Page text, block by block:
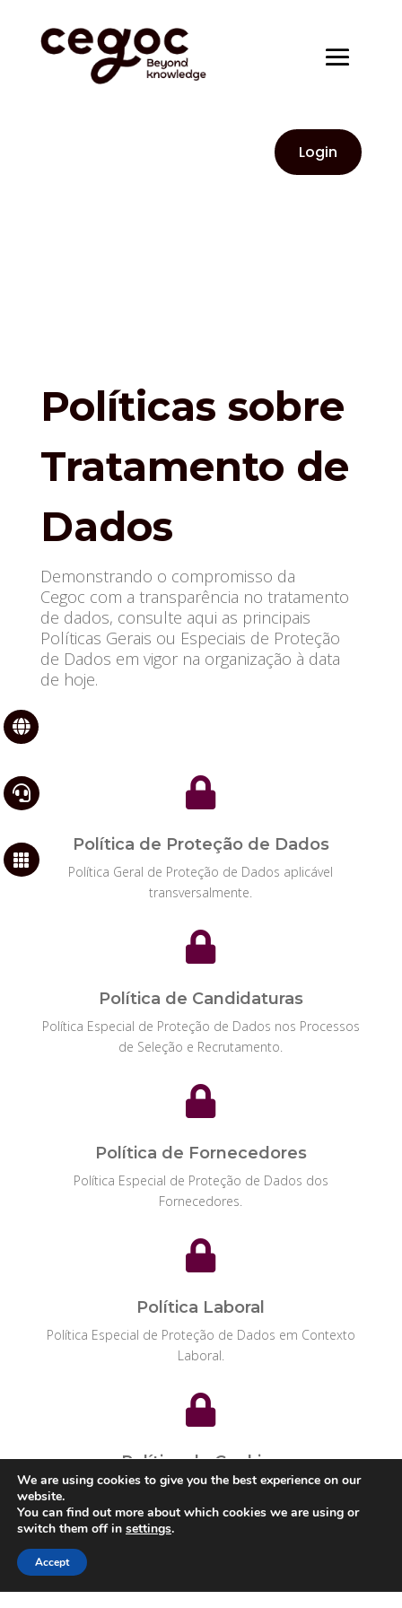
Login



Políticas sobre
Tratamento de
Dados
Demonstrando o compromisso da
Cegoc com a transparência no tratamento
de dados, consulte aqui as principais
Políticas Gerais ou Especiais de Proteção
de Dados em vigor na organização à data
de hoje.

Política de Proteção de Dados
Política Geral de Proteção de Dados aplicável
transversalmente.

Política de Candidaturas
Política Especial de Proteção de Dados nos Processos
de Seleção e Recrutamento.

Política de Fornecedores
Política Especial de Proteção de Dados dos
Fornecedores.

Política Laboral
Política Especial de Proteção de Dados em Contexto
Laboral.

Política de Cookies
Política Especial de Proteção de Dados nos
Testemunhos de Conexão
We are using cookies to give you the best experience on our
website.
You can find out more about which cookies we are using or
switch them off in settings.
Accept